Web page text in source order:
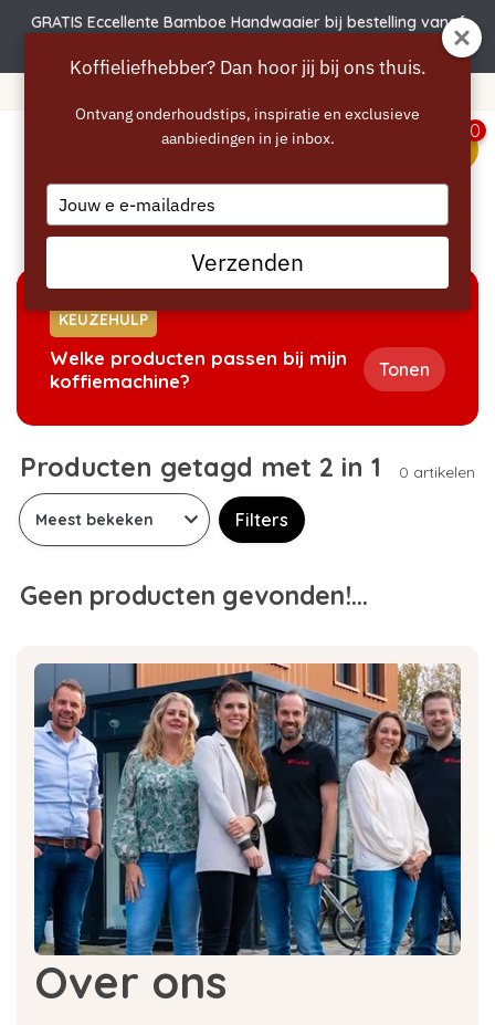
GRATIS Eccellente Bamboe Handwaaier bij bestelling vanaf
0
Home/Tags/2 in 1
KEUZEHULP
Welke producten passen bij mijn
koffiemachine?
Tonen
Producten getagd met 2 in 1 0 artikelen
Filters
Geen producten gevonden!...
Over ons
Koffieliefhebber? Dan hoor jij bij ons thuis.
Ontvang onderhoudstips, inspiratie en exclusieve
aanbiedingen in je inbox.
Type
your
email
Verzenden